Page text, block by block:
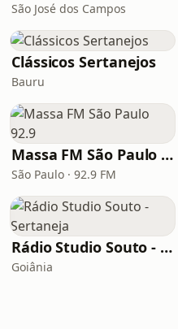
São José dos Campos
Clássicos Sertanejos
Bauru
Massa FM São Paulo 92.9
São Paulo · 92.9 FM
Rádio Studio Souto - Sertaneja
Goiânia